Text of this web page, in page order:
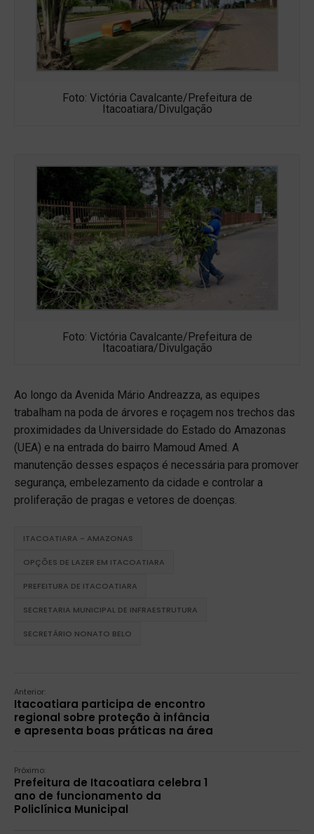
Foto: Victória Cavalcante/Prefeitura de
Itacoatiara/Divulgação
Foto: Victória Cavalcante/Prefeitura de
Itacoatiara/Divulgação
Ao longo da Avenida Mário Andreazza, as equipes
trabalham na poda de árvores e roçagem nos trechos das
proximidades da Universidade do Estado do Amazonas
(UEA) e na entrada do bairro Mamoud Amed. A
manutenção desses espaços é necessária para promover
segurança, embelezamento da cidade e controlar a
proliferação de pragas e vetores de doenças.
ITACOATIARA - AMAZONAS
OPÇÕES DE LAZER EM ITACOATIARA
PREFEITURA DE ITACOATIARA
SECRETARIA MUNICIPAL DE INFRAESTRUTURA
SECRETÁRIO NONATO BELO
Anterior:
Itacoatiara participa de encontro
regional sobre proteção à infância
e apresenta boas práticas na área
Próximo:
Prefeitura de Itacoatiara celebra 1
ano de funcionamento da
Policlínica Municipal